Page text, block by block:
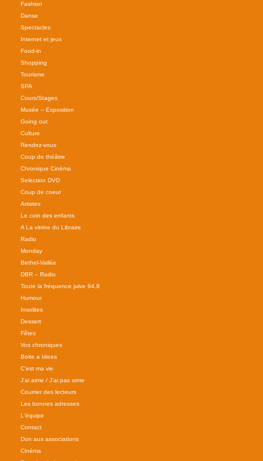
Fashion
Danse
Spectacles
Internet et jeux
Food-in
Shopping
Tourisme
SPA
Cours/Stages
Musée – Exposition
Going out
Culture
Rendez-vous
Coup de théâtre
Chronique Cinéma
Selection DVD
Coup de coeur
Artistes
Le coin des enfants
A La vitrine du Libraire
Radio
Monday
Bethel-Vallée
DBR – Radio
Toute la fréquence juive 94.8
Humour
Insolites
Dessert
Fêtes
Vos chroniques
Boite a Idees
C'est ma vie
J'ai aime / J'ai pas aime
Courrier des lecteurs
Les bonnes adresses
L'équipe
Contact
Don aux associations
Cinéma